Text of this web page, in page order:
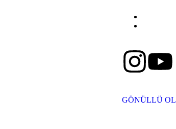
GÖNÜLLÜ OL